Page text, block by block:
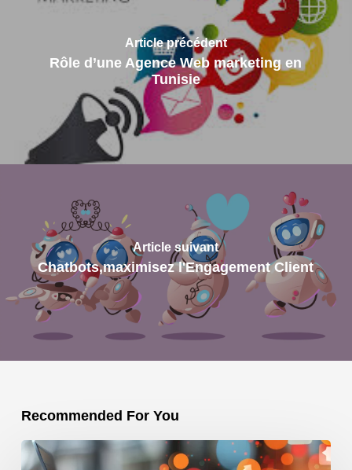
Article précédent
Rôle d’une Agence Web marketing en
Tunisie
Article suivant
Chatbots,maximisez l'Engagement Client
Recommended For You
Comment